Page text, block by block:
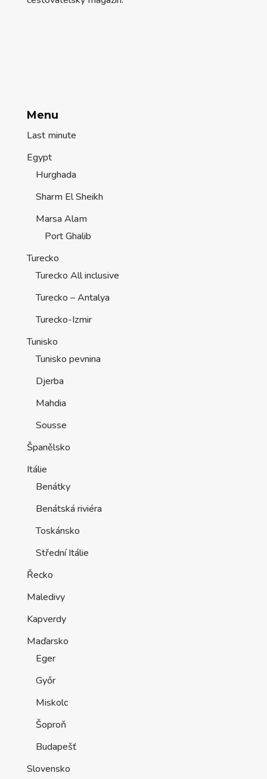
Menu
Last minute
Egypt
Hurghada
Sharm El Sheikh
Marsa Alam
Port Ghalib
Turecko
Turecko All inclusive
Turecko – Antalya
Turecko-Izmir
Tunisko
Tunisko pevnina
Djerba
Mahdia
Sousse
Španělsko
Itálie
Benátky
Benátská riviéra
Toskánsko
Střední Itálie
Řecko
Maledivy
Kapverdy
Maďarsko
Eger
Győr
Miskolc
Šoproň
Budapešť
Slovensko